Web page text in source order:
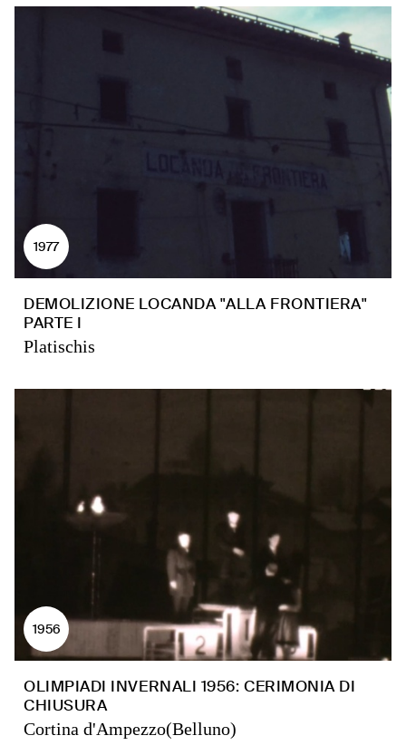
1977
DEMOLIZIONE LOCANDA "ALLA FRONTIERA"
PARTE I
Platischis
1956
OLIMPIADI INVERNALI 1956: CERIMONIA DI
CHIUSURA
Cortina d'Ampezzo(Belluno)